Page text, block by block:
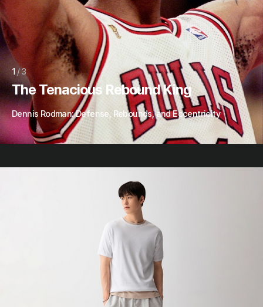
1 / 3
The Tenacious Rebound King
Dennis Rodman: Defense, Rebounds, and Eccentricity
대문상품
링크 이동